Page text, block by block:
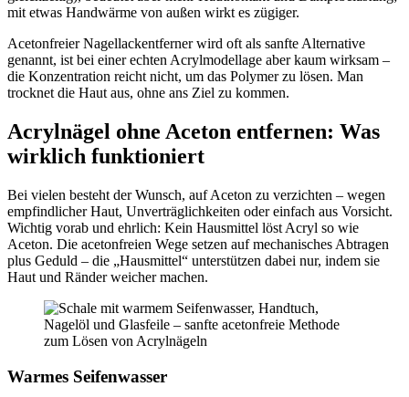
mit etwas Handwärme von außen wirkt es zügiger.
Acetonfreier Nagellackentferner wird oft als sanfte Alternative
genannt, ist bei einer echten Acrylmodellage aber kaum wirksam –
die Konzentration reicht nicht, um das Polymer zu lösen. Man
trocknet die Haut aus, ohne ans Ziel zu kommen.
Acrylnägel ohne Aceton entfernen: Was
wirklich funktioniert
Bei vielen besteht der Wunsch, auf Aceton zu verzichten – wegen
empfindlicher Haut, Unverträglichkeiten oder einfach aus Vorsicht.
Wichtig vorab und ehrlich: Kein Hausmittel löst Acryl so wie
Aceton. Die acetonfreien Wege setzen auf mechanisches Abtragen
plus Geduld – die „Hausmittel“ unterstützen dabei nur, indem sie
Haut und Ränder weicher machen.
Warmes Seifenwasser